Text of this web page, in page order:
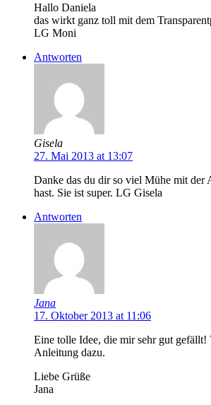
Hallo Daniela
das wirkt ganz toll mit dem
LG Moni
Antworten
Gisela
27. Mai 2013 at 13:07
Danke das du dir so viel Mühe mit der
hast. Sie ist super. LG Gisela
Antworten
Jana
17. Oktober 2013 at 11:06
Eine tolle Idee, die mir sehr gut
Anleitung dazu.
Liebe Grüße
Jana